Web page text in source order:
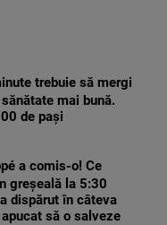
trebuie să mergi
mai bună.
de pași
a comis-o! Ce
greșeală la 5:30
dispărut în câteva
să o salveze